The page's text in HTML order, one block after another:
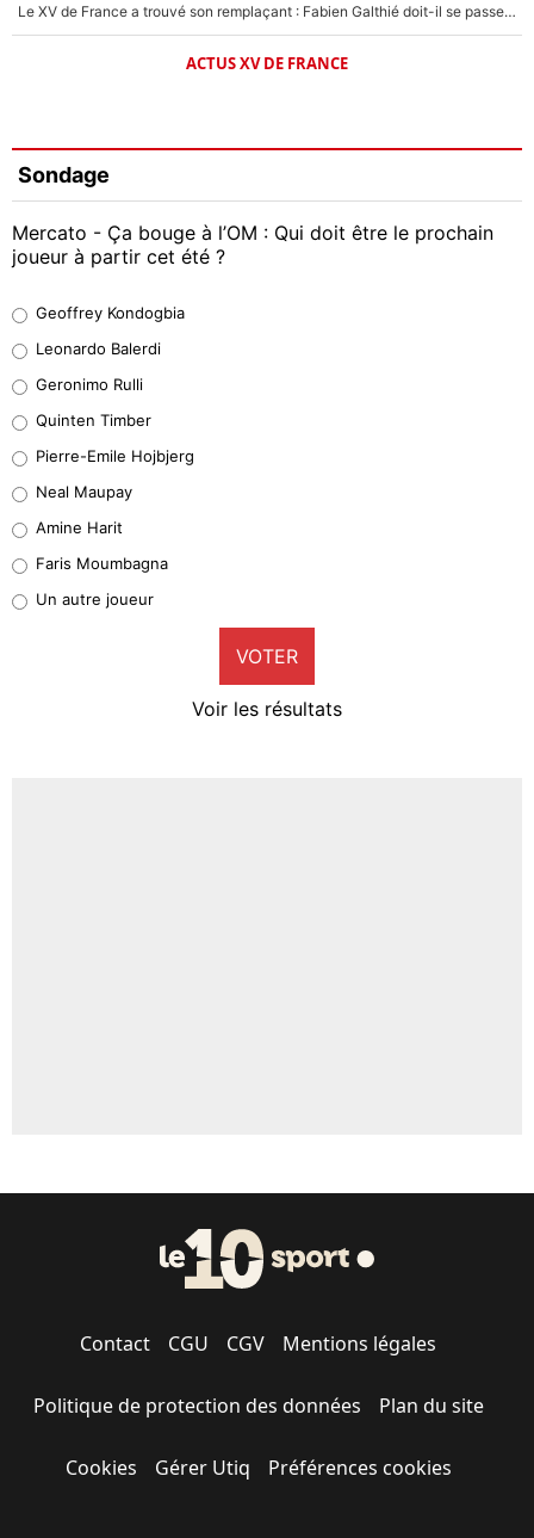
Le XV de France a trouvé son remplaçant : Fabien Galthié doit-il se passer d'Antoine Dupont ?
ACTUS XV DE FRANCE
Sondage
Mercato - Ça bouge à l’OM : Qui doit être le prochain
joueur à partir cet été ?
38%
32%
4%
1%
9%
Geoffrey Kondogbia
Leonardo Balerdi
Geronimo Rulli
Quinten Timber
Pierre-Emile Hojbjerg
Neal Maupay
Amine Harit
Faris Moumbagna
Un autre joueur
VOTER
Voir les résultats
Contact CGU CGV Mentions légales
Politique de protection des données Plan du site
Cookies Gérer Utiq Préférences cookies